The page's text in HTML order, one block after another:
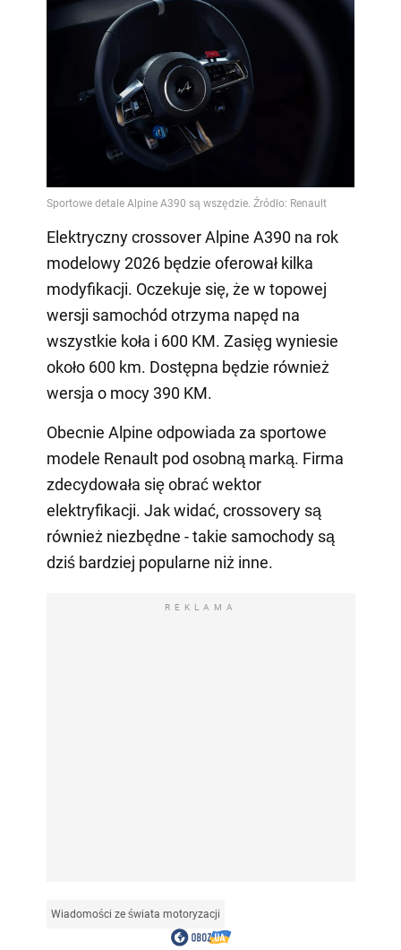
Elektryczny crossover Alpine A390 na rok
modelowy 2026 będzie oferował kilka
modyfikacji. Oczekuje się, że w topowej
wersji samochód otrzyma napęd na
wszystkie koła i 600 KM. Zasięg wyniesie
około 600 km. Dostępna będzie również
wersja o mocy 390 KM.
Obecnie Alpine odpowiada za sportowe
modele Renault pod osobną marką. Firma
zdecydowała się obrać wektor
elektryfikacji. Jak widać, crossovery są
również niezbędne - takie samochody są
dziś bardziej popularne niż inne.
REKLAMA
Wiadomości ze świata motoryzacji